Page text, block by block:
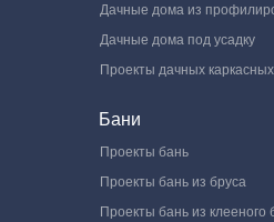
Дачные дома из
Дачные дома под усадку
Проекты дачных
Бани
Проекты бань
Проекты бань из бруса
Проекты бань из клееного